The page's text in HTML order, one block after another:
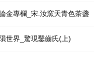
金專欄_宋.汝窯天青色茶盞
世界_驚現鑿齒氏(上)